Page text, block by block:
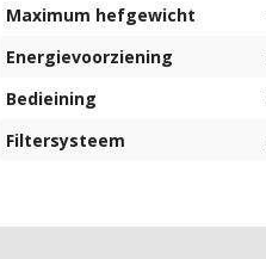
Maximum hefgewicht
Energievoorziening
Bedieining
Filtersysteem